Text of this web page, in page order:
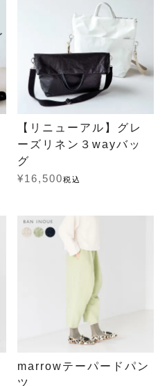
【リニューアル】グレ
ーズリネン３wayバッ
グ
¥16,500税込
marrowテーパードパン
ツ